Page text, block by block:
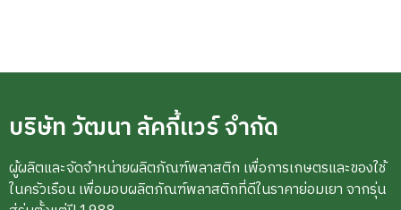
บริษัท วัฒนา ลัคกี้แวร์ จำกัด
ผู้ผลิตและจัดจำหน่ายผลิตภัณฑ์พลาสติก เพื่อการเกษตรและของใช้
ในครัวเรือน เพื่อมอบผลิตภัณฑ์พลาสติกที่ดีในราคาย่อมเยา จากรุ่น